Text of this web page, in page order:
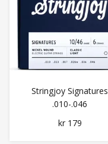
Stringjoy Signatures
.010-.046
kr 179